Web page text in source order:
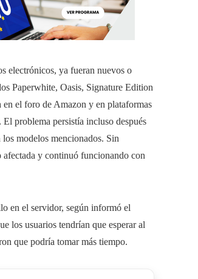
electrónicos, ya fueran nuevos o
Paperwhite, Oasis, Signature Edition
el foro de Amazon y en plataformas
problema persistía incluso después
modelos mencionados. Sin
y continuó funcionando con
en el servidor, según informó el
los usuarios tendrían que esperar al
que podría tomar más tiempo.